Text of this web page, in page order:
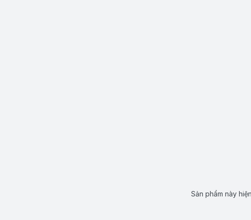
Sản phẩm này